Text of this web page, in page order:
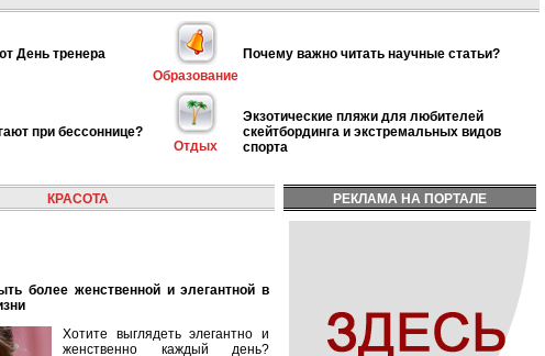
День тренера
Образование
Почему важно читать научные статьи?
при бессоннице?
Отдых
Экзотические пляжи для любителей
скейтбординга и экстремальных видов
спорта
КРАСОТА
Хотите выглядеть элегантно и
женственно каждый день?
РЕКЛАМА НА ПОРТАЛЕ